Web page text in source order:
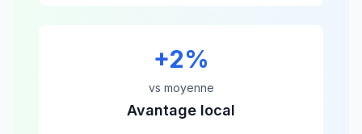
+2%
vs moyenne
Avantage local